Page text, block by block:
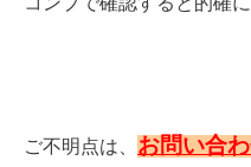
ご不明点は、 お問い合